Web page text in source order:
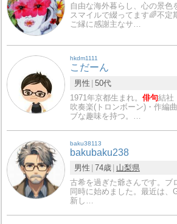
自由な海外暮らし、心の景色
スマイルで綴ってます🌈不定
ご縁に感謝主なサ…
hkdm1111
こだーん
男性 50代
1971年京都生まれ。俳句結社
吹奏楽(トロンボーン)・作編
ブな趣味を持つ。…
baku38113
bakubaku238
男性 74歳
山梨県
古希を過ぎた爺さんです。ブ
同時に始めました。最近は、
新し…